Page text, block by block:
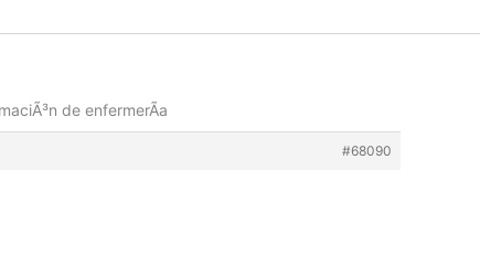
de enfermerÃ­a
#68090